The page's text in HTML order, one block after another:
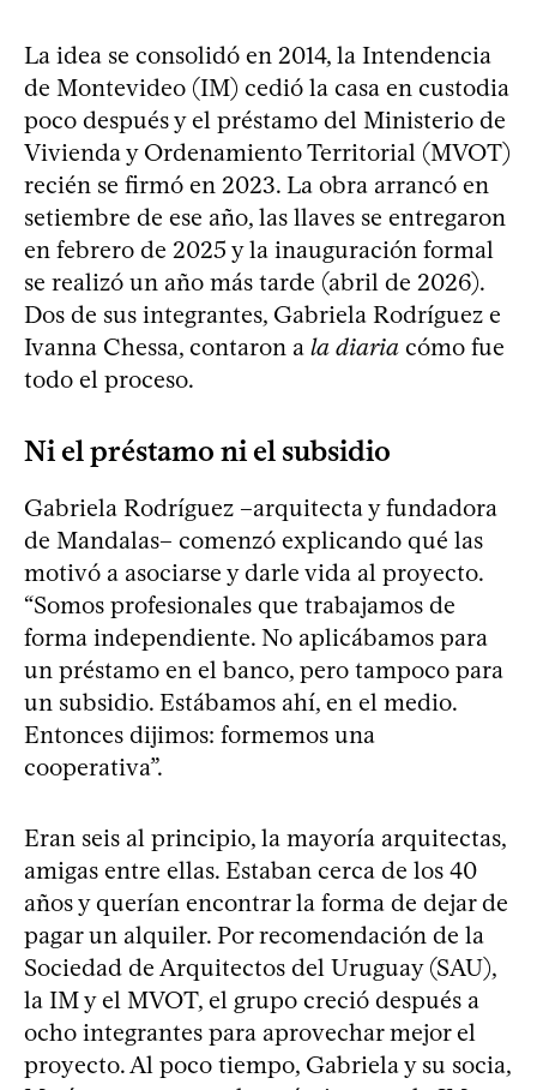
La idea se consolidó en 2014, la Intendencia
de Montevideo (IM) cedió la casa en custodia
poco después y el préstamo del Ministerio de
Vivienda y Ordenamiento Territorial (MVOT)
recién se firmó en 2023. La obra arrancó en
setiembre de ese año, las llaves se entregaron
en febrero de 2025 y la inauguración formal
se realizó un año más tarde (abril de 2026).
Dos de sus integrantes, Gabriela Rodríguez e
Ivanna Chessa, contaron a la diaria cómo fue
todo el proceso.
Ni el préstamo ni el subsidio
Gabriela Rodríguez –arquitecta y fundadora
de Mandalas– comenzó explicando qué las
motivó a asociarse y darle vida al proyecto.
“Somos profesionales que trabajamos de
forma independiente. No aplicábamos para
un préstamo en el banco, pero tampoco para
un subsidio. Estábamos ahí, en el medio.
Entonces dijimos: formemos una
cooperativa”.
Eran seis al principio, la mayoría arquitectas,
amigas entre ellas. Estaban cerca de los 40
años y querían encontrar la forma de dejar de
pagar un alquiler. Por recomendación de la
Sociedad de Arquitectos del Uruguay (SAU),
la IM y el MVOT, el grupo creció después a
ocho integrantes para aprovechar mejor el
proyecto. Al poco tiempo, Gabriela y su socia,